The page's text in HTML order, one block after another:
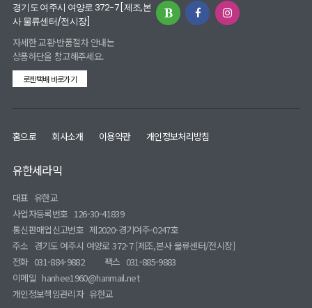
경기도 여주시 여양로 372-7 [제조,본
사 물류센터/전시장]
자세한 교환·반품절차 안내는
상품하단을 참고해주세요.
로젠택배 바로가기
홈으로 회사소개 이용약관 개인정보처리방침
유한세라믹
대표 유한교
사업자등록번호 126-30-41839
통신판매업신고번호 제2020-경기여주-0247호
주소 경기도 여주시 여양로 372-7 [제조,본사 물류센터/전시장]
전화 031-884-9882 팩스 031-885-9883
이메일 hanhee1960@hanmail.net
개인정보책임관리자 유한교